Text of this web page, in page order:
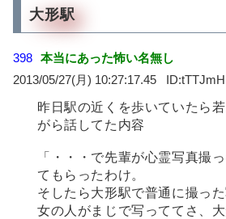
大形駅
398 本当にあった怖い名無し
2013/05/27(月) 10:27:17.45
昨日駅の近くを歩いていたら
がら話してた内容
「・・・で先輩が心霊写真撮
てもらったわけ。
そしたら大形駅で普通に撮っ
女の人がまじで写っててさ、大